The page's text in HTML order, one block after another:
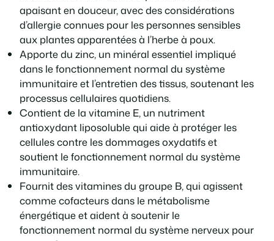
apaisant en douceur, avec des considérations
d’allergie connues pour les personnes sensibles
aux plantes apparentées à l’herbe à poux.
Apporte du zinc, un minéral essentiel impliqué
dans le fonctionnement normal du système
immunitaire et l’entretien des tissus, soutenant les
processus cellulaires quotidiens.
Contient de la vitamine E, un nutriment
antioxydant liposoluble qui aide à protéger les
cellules contre les dommages oxydatifs et
soutient le fonctionnement normal du système
immunitaire.
Fournit des vitamines du groupe B, qui agissent
comme cofacteurs dans le métabolisme
énergétique et aident à soutenir le
fonctionnement normal du système nerveux pour